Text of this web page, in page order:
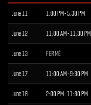
June 11 1:00 PM - 5:30 PM
June 12 11:00 AM - 11:30 PM
June 13 FERMÉ
June 17 11:00 AM - 9:30 PM
June 18 2:00 PM - 11:30 PM